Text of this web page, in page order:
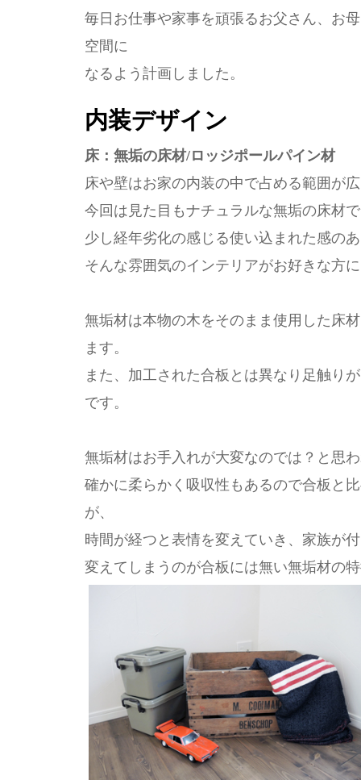
毎日お仕事や家事を頑張るお父さん、お
空間に
なるよう計画しました。
内装デザイン
床：無垢の床材/ロッジポールパイン材
床や壁はお家の内装の中で占める範囲が
今回は見た目もナチュラルな無垢の床材
少し経年劣化の感じる使い込まれた感の
そんな雰囲気のインテリアがお好きな方
無垢材は本物の木をそのまま使用した床
ます。
また、加工された合板とは異なり足触り
です。
無垢材はお手入れが大変なのでは？と思
確かに柔らかく吸収性もあるので合板と
が、
時間が経つと表情を変えていき、家族が
変えてしまうのが合板には無い無垢材の